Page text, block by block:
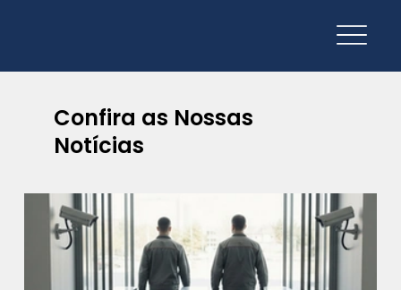
Confira as Nossas
Notícias